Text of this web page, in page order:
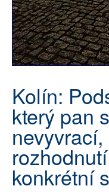
RUBRIKY
PLNÁ VERZE STRÁNEK
Kolín:
který pan
konkrétní